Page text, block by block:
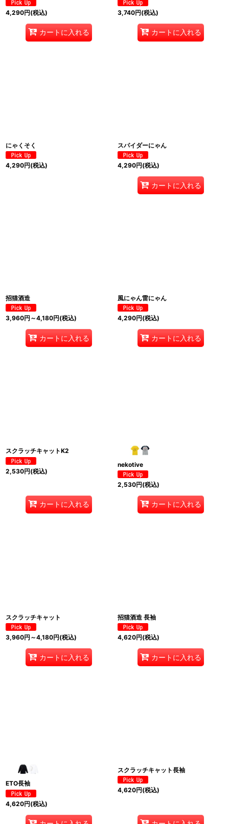
4,290円(税込)
カートに入れる
3,740円(税込)
カートに入れる
にゃくそく
4,290円(税込)
スパイダーにゃん
4,290円(税込)
カートに入れる
招猫酒造
3,960円 ～4,180円(税込)
カートに入れる
風にゃん雷にゃん
4,290円(税込)
カートに入れる
スクラッチキャットK2
2,530円(税込)
カートに入れる
nekotive
2,530円(税込)
カートに入れる
スクラッチキャット
3,960円 ～4,180円(税込)
カートに入れる
招猫酒造 長袖
4,620円(税込)
カートに入れる
ETO長袖
4,620円(税込)
スクラッチキャット長袖
4,620円(税込)